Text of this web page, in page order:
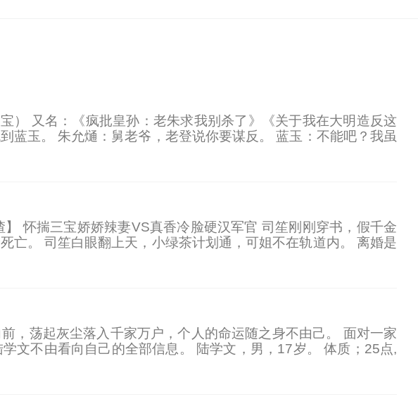
） 又名：《疯批皇孙：老朱求我别杀了》《关于我在大明造反这
蓝玉。 朱允熥：舅老爷，老登说你要谋反。 蓝玉：不能吧？我虽
蓝玉：外甥孙，那可咋办啊？ 朱允熥：你有多少人马？ 蓝玉：京
怀揣三宝娇娇辣妻VS真香冷脸硬汉军官 司笙刚刚穿书，假千金
亡。 司笙白眼翻上天，小绿茶计划通，可姐不在轨道内。 离婚是
来了个娇娇小姐。 刚开始，裴霆骁以为他的小妻子肯定吃不了海
，荡起灰尘落入千家万户，个人的命运随之身不由己。 面对一家
文不由看向自己的全部信息。 陆学文，男，17岁。 体质；25点,
；太极庄完美。太极拳精通，拳8式精通，暗器精通。 技能；厨